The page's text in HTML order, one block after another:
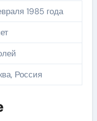
1985 года
Россия